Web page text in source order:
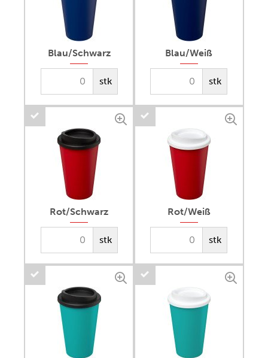
Blau/Schwarz
stk
Blau/Weiß
stk
Rot/Schwarz
stk
Rot/Weiß
stk